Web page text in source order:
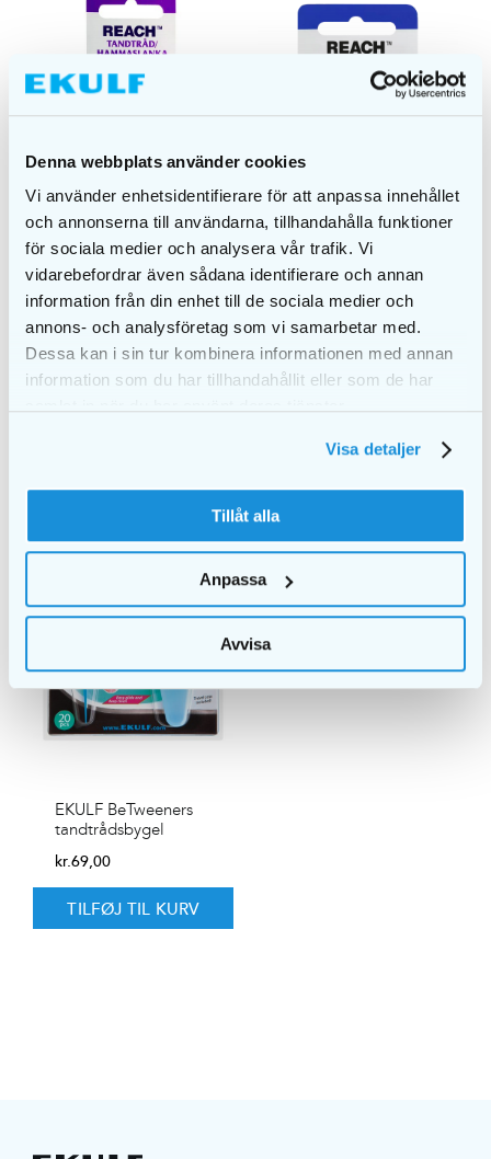
Denna webbplats använder cookies
Vi använder enhetsidentifierare för att anpassa innehållet
och annonserna till användarna, tillhandahålla funktioner
för sociala medier och analysera vår trafik. Vi
vidarebefordrar även sådana identifierare och annan
information från din enhet till de sociala medier och
annons- och analysföretag som vi samarbetar med.
Dessa kan i sin tur kombinera informationen med annan
information som du har tillhandahållit eller som de har
Visa detaljer
Tillåt alla
Anpassa
Avvisa
REACH Dentotape
Original 100m
72,00
TILFØJ TIL KURV
REACH Dentotape
Slim tandtråd 50m
kr.48,00
TILFØJ TIL KURV
EKULF BeTweeners
tandtrådsbygel
kr.69,00
TILFØJ TIL KURV